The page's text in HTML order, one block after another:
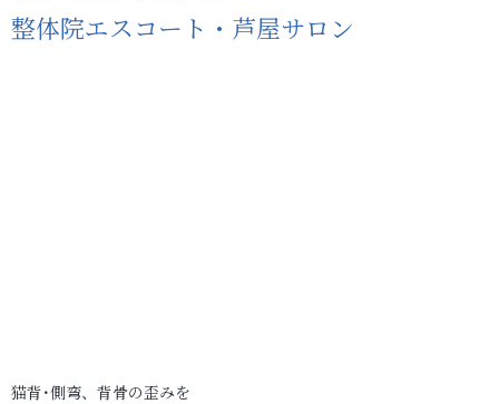
整体院エスコート・芦屋サロン
猫背･側弯、背骨の歪みを